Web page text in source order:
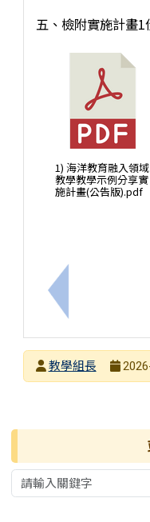
上一筆：有關
五、檢附實施計畫1
1) 海洋教育融入領域
教學教學示例分享實
施計畫(公告版).pdf
發布者
教學組長
右邊區域內容